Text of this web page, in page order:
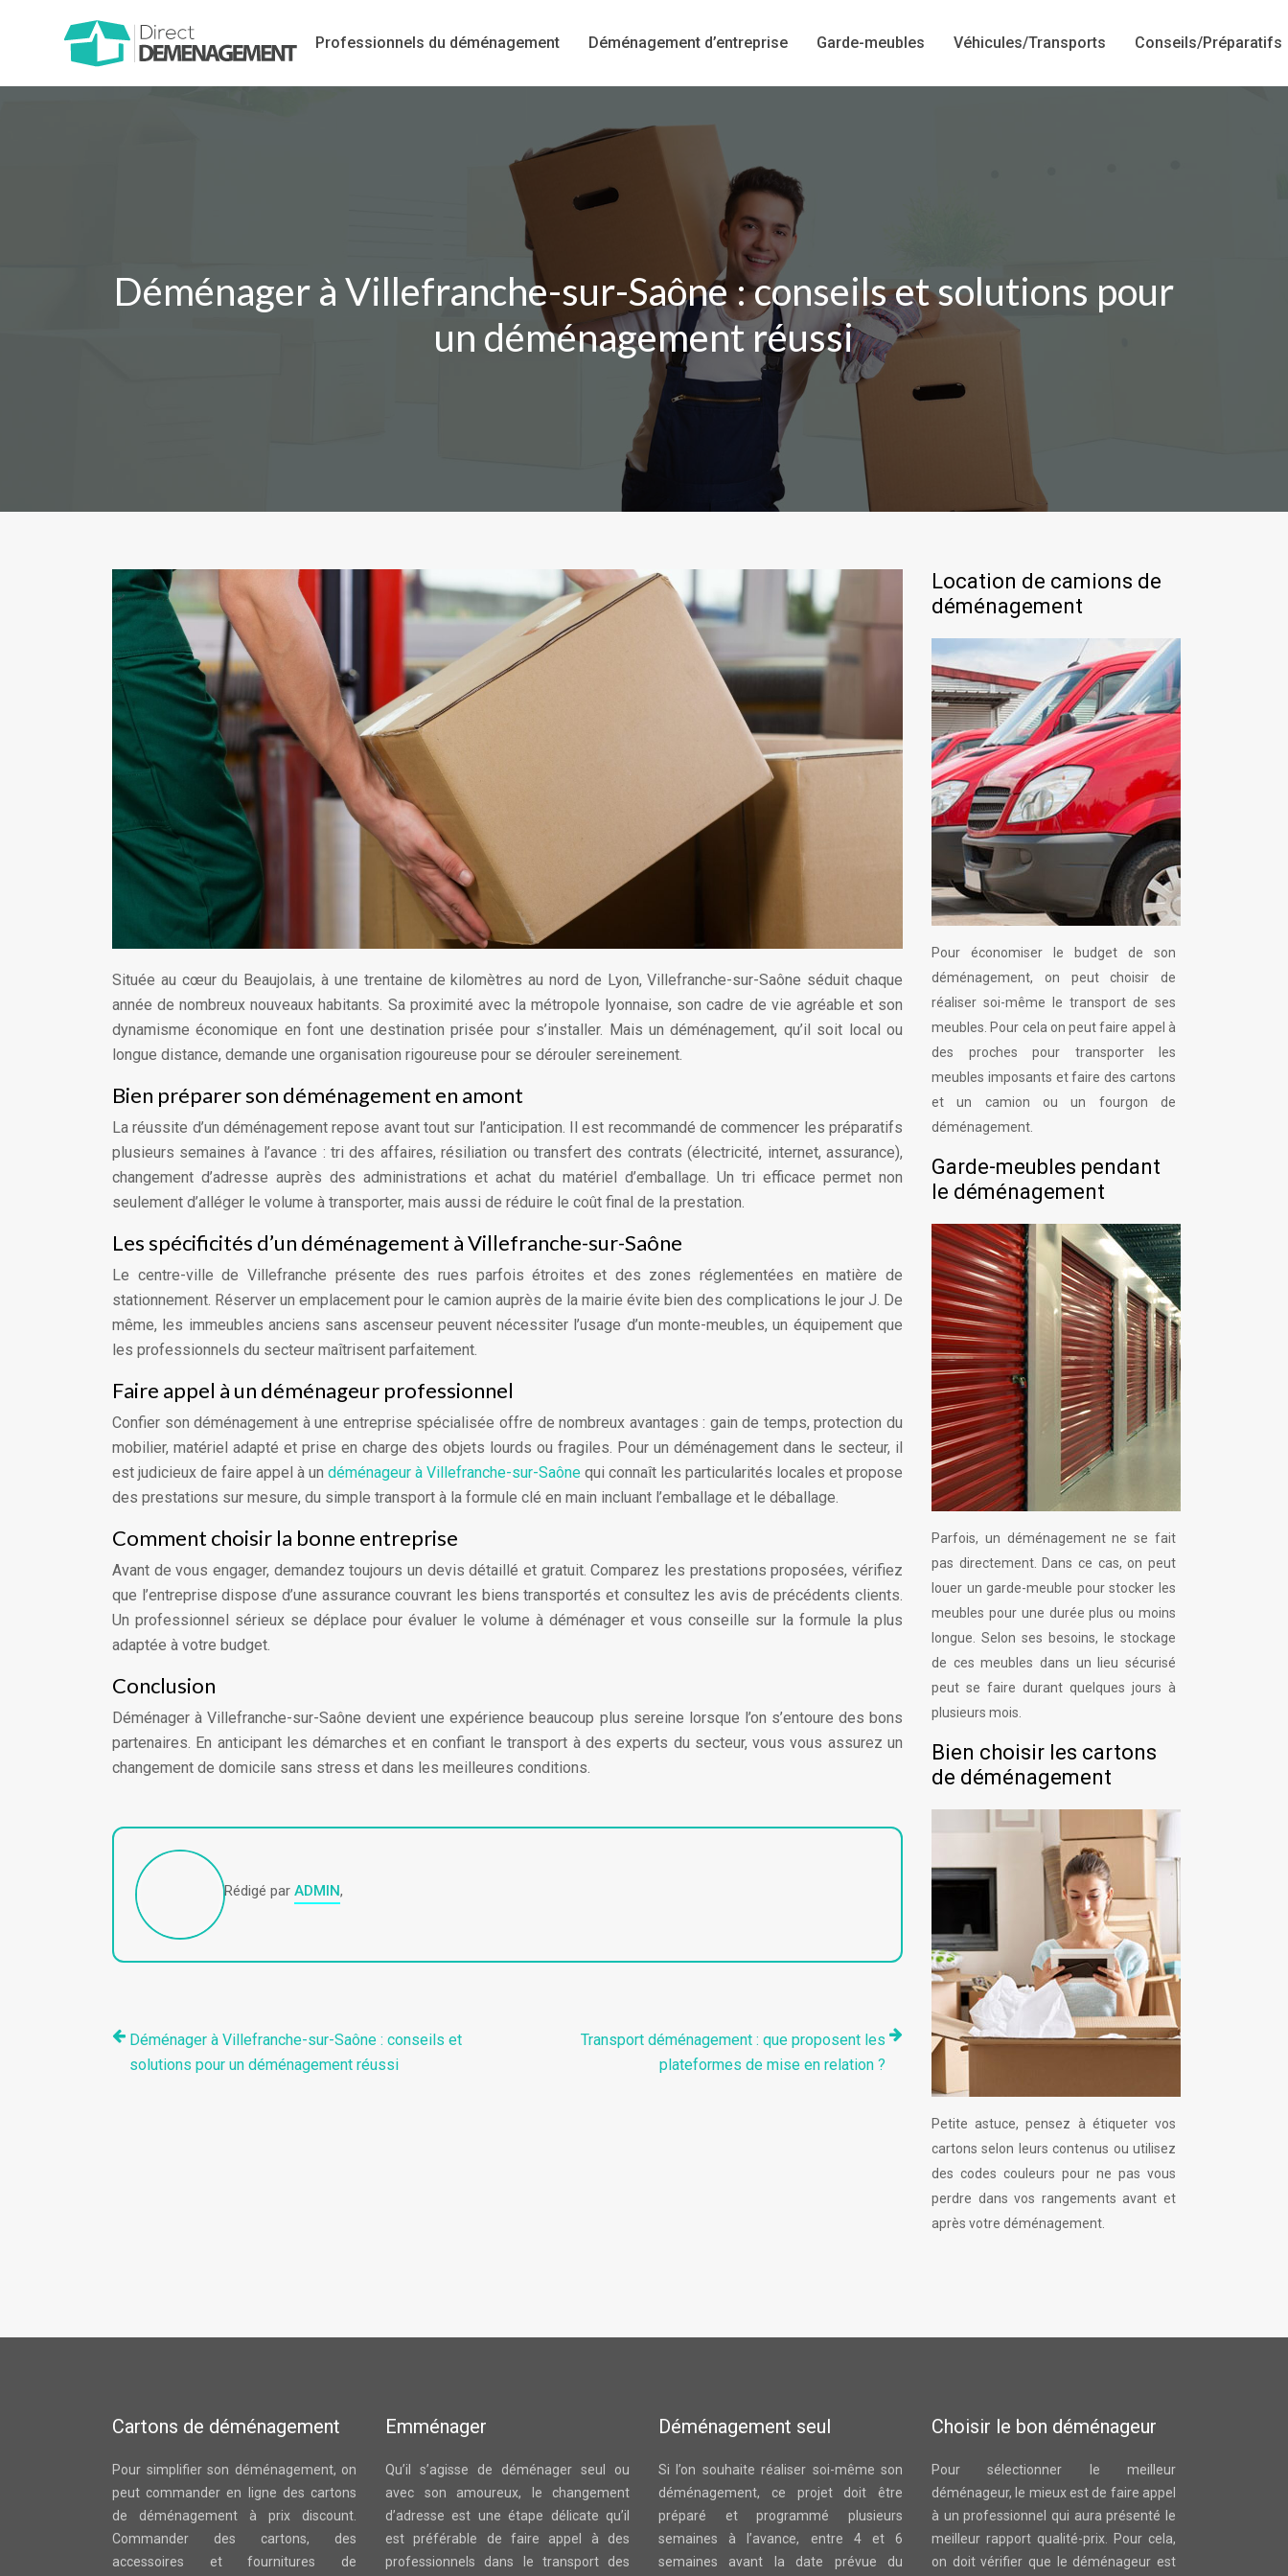
Professionnels du déménagement Déménagement d’entreprise Garde-meubles Véhicules/Transports Conseils/Préparatifs
Déménager à Villefranche-sur-Saône : conseils et solutions pour
un déménagement réussi
Située au cœur du Beaujolais, à une trentaine de kilomètres au nord de Lyon, Villefranche-sur-Saône séduit chaque
année de nombreux nouveaux habitants. Sa proximité avec la métropole lyonnaise, son cadre de vie agréable et son
dynamisme économique en font une destination prisée pour s’installer. Mais un déménagement, qu’il soit local ou
longue distance, demande une organisation rigoureuse pour se dérouler sereinement.
Bien préparer son déménagement en amont
La réussite d’un déménagement repose avant tout sur l’anticipation. Il est recommandé de commencer les préparatifs
plusieurs semaines à l’avance : tri des affaires, résiliation ou transfert des contrats (électricité, internet, assurance),
changement d’adresse auprès des administrations et achat du matériel d’emballage. Un tri efficace permet non
seulement d’alléger le volume à transporter, mais aussi de réduire le coût final de la prestation.
Les spécificités d’un déménagement à Villefranche-sur-Saône
Le centre-ville de Villefranche présente des rues parfois étroites et des zones réglementées en matière de
stationnement. Réserver un emplacement pour le camion auprès de la mairie évite bien des complications le jour J. De
même, les immeubles anciens sans ascenseur peuvent nécessiter l’usage d’un monte-meubles, un équipement que
les professionnels du secteur maîtrisent parfaitement.
Faire appel à un déménageur professionnel
Confier son déménagement à une entreprise spécialisée offre de nombreux avantages : gain de temps, protection du
mobilier, matériel adapté et prise en charge des objets lourds ou fragiles. Pour un déménagement dans le secteur, il
est judicieux de faire appel à un déménageur à Villefranche-sur-Saône qui connaît les particularités locales et propose
des prestations sur mesure, du simple transport à la formule clé en main incluant l’emballage et le déballage.
Comment choisir la bonne entreprise
Avant de vous engager, demandez toujours un devis détaillé et gratuit. Comparez les prestations proposées, vérifiez
que l’entreprise dispose d’une assurance couvrant les biens transportés et consultez les avis de précédents clients.
Un professionnel sérieux se déplace pour évaluer le volume à déménager et vous conseille sur la formule la plus
adaptée à votre budget.
Conclusion
Déménager à Villefranche-sur-Saône devient une expérience beaucoup plus sereine lorsque l’on s’entoure des bons
partenaires. En anticipant les démarches et en confiant le transport à des experts du secteur, vous vous assurez un
changement de domicile sans stress et dans les meilleures conditions.
Rédigé par ADMIN,
Déménager à Villefranche-sur-Saône : conseils et
solutions pour un déménagement réussi
Transport déménagement : que proposent les
plateformes de mise en relation ?
Location de camions de
déménagement
Pour économiser le budget de son
déménagement, on peut choisir de
réaliser soi-même le transport de ses
meubles. Pour cela on peut faire appel à
des proches pour transporter les
meubles imposants et faire des cartons
et un camion ou un fourgon de
déménagement.
Garde-meubles pendant
le déménagement
Parfois, un déménagement ne se fait
pas directement. Dans ce cas, on peut
louer un garde-meuble pour stocker les
meubles pour une durée plus ou moins
longue. Selon ses besoins, le stockage
de ces meubles dans un lieu sécurisé
peut se faire durant quelques jours à
plusieurs mois.
Bien choisir les cartons
de déménagement
Petite astuce, pensez à étiqueter vos
cartons selon leurs contenus ou utilisez
des codes couleurs pour ne pas vous
perdre dans vos rangements avant et
après votre déménagement.
Cartons de déménagement
Pour simplifier son déménagement, on
peut commander en ligne des cartons
de déménagement à prix discount.
Commander des cartons, des
accessoires et fournitures de
Emménager
Qu’il s’agisse de déménager seul ou
avec son amoureux, le changement
d’adresse est une étape délicate qu’il
est préférable de faire appel à des
professionnels dans le transport des
Déménagement seul
Si l’on souhaite réaliser soi-même son
déménagement, ce projet doit être
préparé et programmé plusieurs
semaines à l’avance, entre 4 et 6
semaines avant la date prévue du
Choisir le bon déménageur
Pour sélectionner le meilleur
déménageur, le mieux est de faire appel
à un professionnel qui aura présenté le
meilleur rapport qualité-prix. Pour cela,
on doit vérifier que le déménageur est